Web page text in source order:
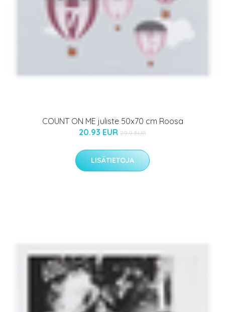
COUNT ON ME juliste 50x70 cm Roosa
20.93 EUR 29.9 EUR
LISÄTIETOJA